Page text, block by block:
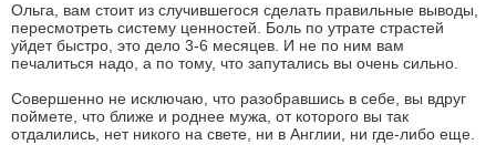
Ольга, вам стоит из случившегося сделать правильные выводы,
пересмотреть систему ценностей. Боль по утрате страстей
уйдет быстро, это дело 3-6 месяцев. И не по ним вам
печалиться надо, а по тому, что запутались вы очень сильно.
Совершенно не исключаю, что разобравшись в себе, вы вдруг
поймете, что ближе и роднее мужа, от которого вы так
отдалились, нет никого на свете, ни в Англии, ни где-либо еще.